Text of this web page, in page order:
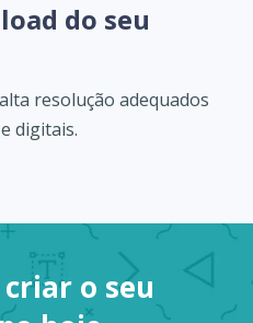
do seu
resolução adequados
digitais.
o seu